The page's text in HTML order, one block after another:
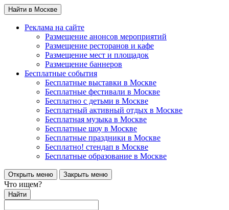
Найти в Москве
Реклама на сайте
Размещение анонсов мероприятий
Размещение ресторанов и кафе
Размещение мест и площадок
Размещение баннеров
Бесплатные события
Бесплатные выставки в Москве
Бесплатные фестивали в Москве
Бесплатно с детьми в Москве
Бесплатный активный отдых в Москве
Бесплатная музыка в Москве
Бесплатные шоу в Москве
Бесплатные праздники в Москве
Бесплатно! стендап в Москве
Бесплатные образование в Москве
Открыть меню Закрыть меню
Что ищем?
Найти